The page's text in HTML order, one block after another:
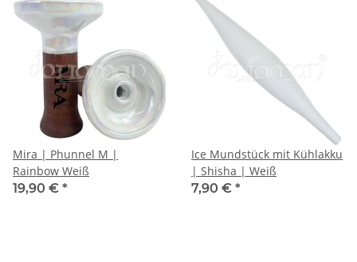
Mira | Phunnel M |
Rainbow Weiß
19,90 € *
Ice Mundstück mit Kühlakku
| Shisha | Weiß
7,90 € *